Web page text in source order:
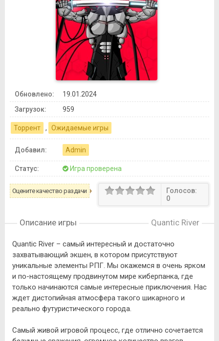
Обновлено:
19.01.2024
Загрузок:
959
Торрент , Ожидаемые игры
Добавил: Admin
Статус: Игра проверена
Оцените качество раздачи
Голосов:
0
Описание игры Quantic River
Quantic River – самый интересный и достаточно
захватывающий экшен, в котором присутствуют
уникальные элементы РПГ. Мы окажемся в очень ярком
и по-настоящему продвинутом мире киберпанка, где
только начинаются самые интересные приключения. Нас
ждет дистопийная атмосфера такого шикарного и
реально футуристического города.
Самый живой игровой процесс, где отлично сочетается